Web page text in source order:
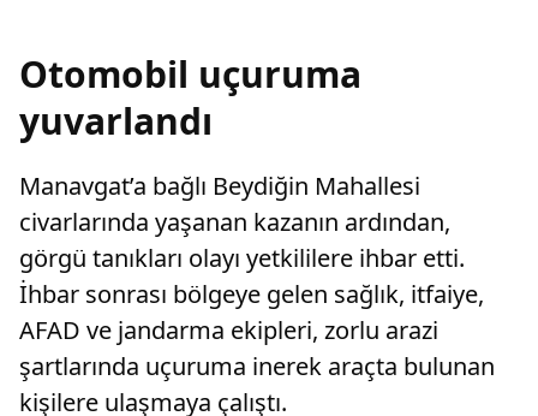
Otomobil uçuruma
yuvarlandı
Manavgat’a bağlı Beydiğin Mahallesi
civarlarında yaşanan kazanın ardından,
görgü tanıkları olayı yetkililere ihbar etti.
İhbar sonrası bölgeye gelen sağlık, itfaiye,
AFAD ve jandarma ekipleri, zorlu arazi
şartlarında uçuruma inerek araçta bulunan
kişilere ulaşmaya çalıştı.